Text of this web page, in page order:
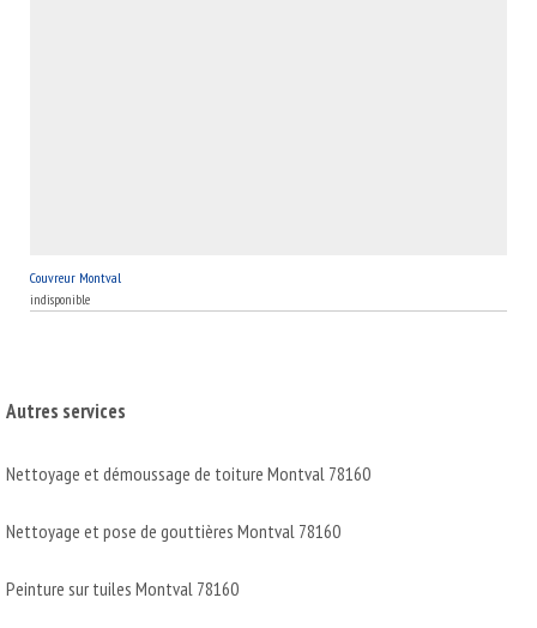
Couvreur Montval
indisponible
Autres services
Nettoyage et démoussage de toiture Montval 78160
Nettoyage et pose de gouttières Montval 78160
Peinture sur tuiles Montval 78160